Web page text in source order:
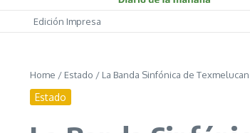
Edición Impresa
Home / Estado / La Banda Sinfónica de
Estado